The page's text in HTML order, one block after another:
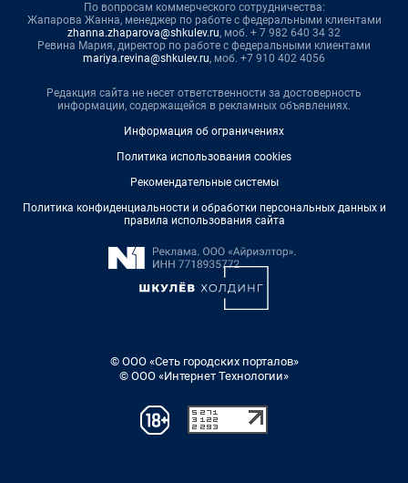
По вопросам коммерческого сотрудничества:
Жапарова Жанна, менеджер по работе с федеральными клиентами
zhanna.zhaparova@shkulev.ru, моб. + 7 982 640 34 32
Ревина Мария, директор по работе с федеральными клиентами
mariya.revina@shkulev.ru, моб. +7 910 402 4056
Редакция сайта не несет ответственности за достоверность
информации, содержащейся в рекламных объявлениях.
Информация об ограничениях
Политика использования cookies
Рекомендательные системы
Политика конфиденциальности и обработки персональных данных и
правила использования сайта
© ООО «Сеть городских порталов»
© ООО «Интернет Технологии»